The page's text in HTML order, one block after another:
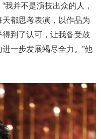
我并不是演技出众的人，
都思考表演，以作品为
到了认可，让我备受鼓
一步发展竭尽全力。”他